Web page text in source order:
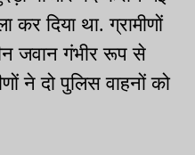
कर दिया था. ग्रामीणों
जवान गंभीर रूप से
ने दो पुलिस वाहनों को